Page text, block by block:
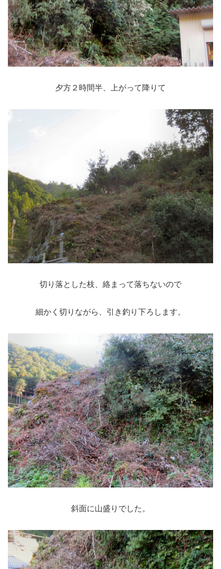
夕方２時間半、上がって降りて
切り落とした枝、絡まって落ちないので
細かく切りながら、引き釣り下ろします。
斜面に山盛りでした。